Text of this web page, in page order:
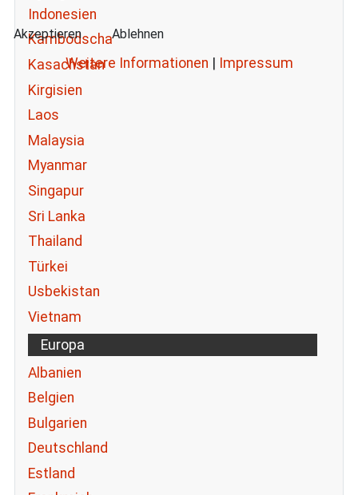
Indonesien
Kambodscha
Kasachstan
Kirgisien
Laos
Malaysia
Myanmar
Singapur
Sri Lanka
Thailand
Türkei
Usbekistan
Vietnam
Europa
Albanien
Belgien
Bulgarien
Deutschland
Estland
Akzeptieren Ablehnen
Weitere Informationen Impressum